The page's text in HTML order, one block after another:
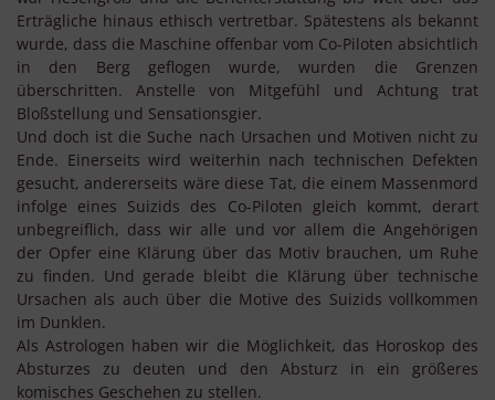
Erträgliche hinaus ethisch vertretbar. Spätestens als bekannt
wurde, dass die Maschine offenbar vom Co-Piloten absichtlich
in den Berg geflogen wurde, wurden die Grenzen
überschritten. Anstelle von Mitgefühl und Achtung trat
Bloßstellung und Sensationsgier.
Und doch ist die Suche nach Ursachen und Motiven nicht zu
Ende. Einerseits wird weiterhin nach technischen Defekten
gesucht, andererseits wäre diese Tat, die einem Massenmord
infolge eines Suizids des Co-Piloten gleich kommt, derart
unbegreiflich, dass wir alle und vor allem die Angehörigen
der Opfer eine Klärung über das Motiv brauchen, um Ruhe
zu finden. Und gerade bleibt die Klärung über technische
Ursachen als auch über die Motive des Suizids vollkommen
im Dunklen.
Als Astrologen haben wir die Möglichkeit, das Horoskop des
Absturzes zu deuten und den Absturz in ein größeres
komisches Geschehen zu stellen.